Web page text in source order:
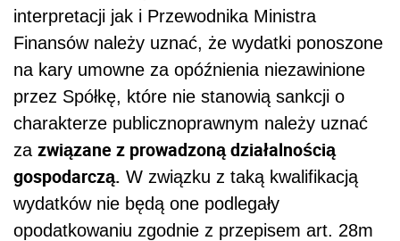
interpretacji jak i Przewodnika Ministra
Finansów należy uznać, że wydatki ponoszone
na kary umowne za opóźnienia niezawinione
przez Spółkę, które nie stanowią sankcji o
charakterze publicznoprawnym należy uznać
za związane z prowadzoną działalnością
gospodarczą. W związku z taką kwalifikacją
wydatków nie będą one podlegały
opodatkowaniu zgodnie z przepisem art. 28m